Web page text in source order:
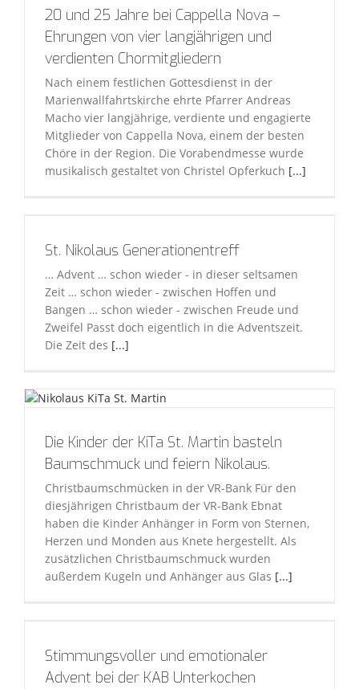
20 und 25 Jahre bei Cappella Nova –
Ehrungen von vier langjährigen und
verdienten Chormitgliedern
Nach einem festlichen Gottesdienst in der
Marienwallfahrtskirche ehrte Pfarrer Andreas
Macho vier langjährige, verdiente und engagierte
Mitglieder von Cappella Nova, einem der besten
Chöre in der Region. Die Vorabendmesse wurde
musikalisch gestaltet von Christel Opferkuch [...]
St. Nikolaus Generationentreff
… Advent … schon wieder - in dieser seltsamen
Zeit … schon wieder - zwischen Hoffen und
Bangen … schon wieder - zwischen Freude und
Zweifel Passt doch eigentlich in die Adventszeit.
Die Zeit des [...]
Die Kinder der KiTa St. Martin basteln
Baumschmuck und feiern Nikolaus.
Christbaumschmücken in der VR-Bank Für den
diesjährigen Christbaum der VR-Bank Ebnat
haben die Kinder Anhänger in Form von Sternen,
Herzen und Monden aus Knete hergestellt. Als
zusätzlichen Christbaumschmuck wurden
außerdem Kugeln und Anhänger aus Glas [...]
Stimmungsvoller und emotionaler
Advent bei der KAB Unterkochen